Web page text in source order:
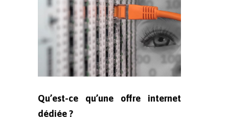
Qu’est-ce qu’une offre internet
dédiée ?